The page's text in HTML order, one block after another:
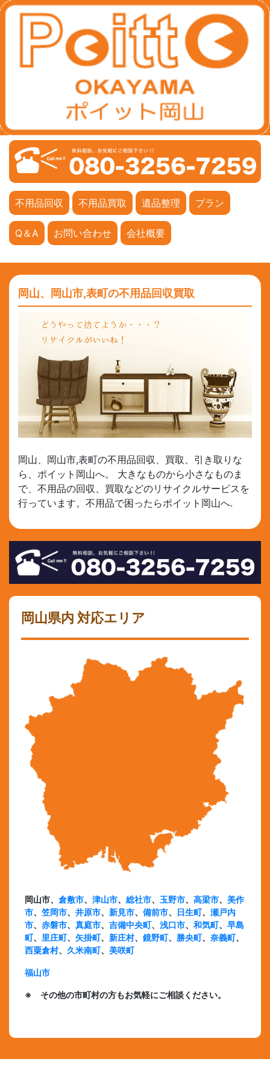
不用品回収 不用品買取 遺品整理 プラン
Q＆A お問い合わせ 会社概要
岡山、岡山市,表町の不用品回収買取
岡山、岡山市,表町の不用品回収、買取、引き取りな
ら、ポイット岡山へ。 大きなものから小さなものま
で、不用品の回収、買取などのリサイクルサービスを
行っています。不用品で困ったらポイット岡山へ.
岡山県内 対応エリア
岡山市、 倉敷市、 津山市、 総社市、 玉野市、 高梁市、 美作
市、 笠岡市、 井原市、 新見市、 備前市、 日生町、 瀬戸内
市、 赤磐市、 真庭市、 吉備中央町、 浅口市、 和気町、 早島
町、 里庄町、 矢掛町、 新庄村、 鏡野町、 勝央町、 奈義町、
西粟倉村、 久米南町、 美咲町
福山市
※ その他の市町村の方もお気軽にご相談ください。